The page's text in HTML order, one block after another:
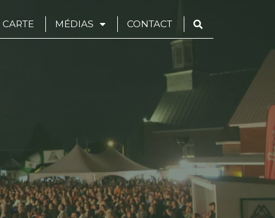
CARTE MÉDIAS CONTACT